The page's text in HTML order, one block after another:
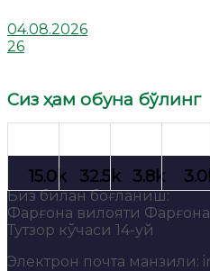
04.08.2026
26
Сиз ҳам обуна бўлинг
Биз билан боғланиш:
Фарғона вилояти
Тутзор кўчаси 14-уй
Электрон почта манзили: